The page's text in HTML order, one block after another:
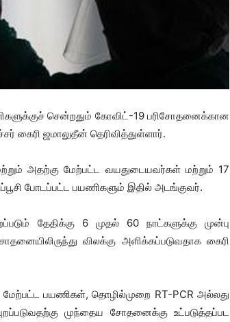
சென்றதும் கோவிட்-19 பரிசோதனைக்கான
கைரி ஜமாலுதீன் தெரிவித்துள்ளார்.
அதற்கு மேற்பட்ட வயதுடையவர்கள் மற்றும் 17
போடப்பட்ட பயணிகளும் இதில் அடங்குவர்.
தேதிக்கு 6 முதல் 60 நாட்களுக்கு முன்பு
விலக்கு அளிக்கப்படுவதாக கைரி
மேற்பட்ட பயணிகள், தொழில்முறை RT-PCR அல்லது
முந்தைய சோதனைக்கு உட்படுத்தப்பட